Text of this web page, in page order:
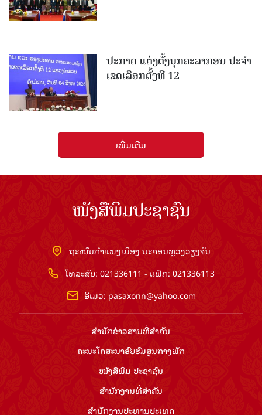
ປະກາດ ແຕ່ງຕັ້ງບຸກຄະລາກອນ ປະຈໍາ
ເຂດເລືອກຕັ້ງທີ 12
ເພີ່ມເຕີມ
ໜັງສືພິມປະຊາຊົນ
ຖະໜົນກຳແພງເມືອງ ນະຄອນຫຼວງວຽງຈັນ
ໂທລະສັບ: 021336111 - ແຟັກ: 021336113
ອີເມວ: pasaxonn@yahoo.com
ສຳ​ນັກ​ຂ່າວ​ສານ​ທີ່​ສຳ​ຄັນ​
ຄະນະໂຄສະນາອົບຮົມ​ສູນ​ກາງ​ພັກ
ໜັງສືພິມ ປະ​ຊາ​ຊົນ
ສຳ​ນັກ​ງານ​ທີ່​ສຳ​ຄັນ
ສຳ​ນັກ​ງານ​ປະ​ທານ​ປະ​ເທດ